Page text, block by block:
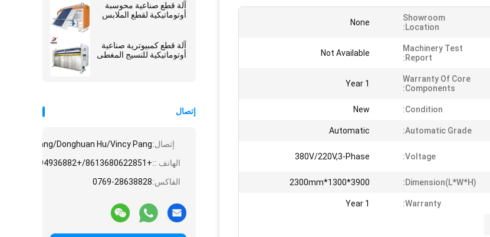
آلة قطع صناعية محوسبة
أوتوماتيكية لقطع الملابس
آلة قطع كمبيوترية صناعية
أوتوماتيكية للنسيج المغطى
إتصال
إتصال:Huang/Donghuan Hu/Vincy Pang
الهاتف ::+8613680622851/+8613794936882/+8615975861828/+8618775545882
الفاكس:0769-28638828
Showroom
Location:
None
Machinery Test
Report:
Not Available
Warranty Of Core
Components:
1 Year
Condition:
New
Automatic Grade:
Automatic
Voltage:
380V/220V,3-Phase
Dimension(L*W*H):
3900*1300*2300mm
Warranty:
1 Year